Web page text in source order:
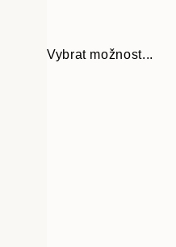
Vybrat možnost...